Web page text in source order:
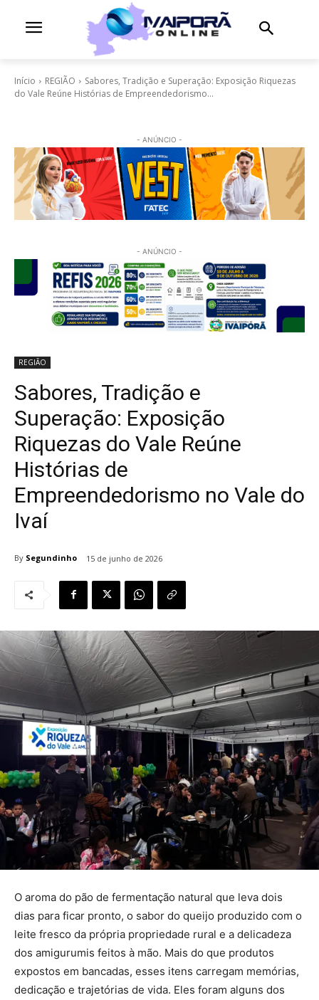
Início REGIÃO
Sabores, Tradição e Superação: Exposição Riquezas
do Vale Reúne Histórias de Empreendedorismo...
- ANÚNCIO -
- ANÚNCIO -
REGIÃO
Sabores, Tradição e
Superação: Exposição
Riquezas do Vale Reúne
Histórias de
Empreendedorismo no Vale do
Ivaí
By Segundinho 15 de junho de 2026
O aroma do pão de fermentação natural que leva dois
dias para ficar pronto, o sabor do queijo produzido com o
leite fresco da própria propriedade rural e a delicadeza
dos amigurumis feitos à mão. Mais do que produtos
expostos em bancadas, esses itens carregam memórias,
dedicação e trajetórias de vida. Eles foram alguns dos